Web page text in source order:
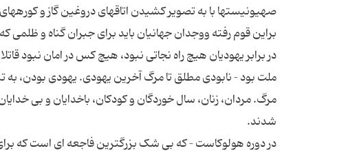
صهیونیستها با به تصویر کشیدن اتاقهای دروغین گاز و
در برابر یهودیان هیچ راه نجاتی نبود، هیچ کس در امان نبود
ملت بود – نابودی مطلق تا مرگ آخرین یهودی. یهودی بودن،
مرگ. مردان، زنان، سال خوردگان و کودکان، باخدایان و بی
در دوره هولوکاست – که بی شک بزرگترین فاجعه ای است که برای